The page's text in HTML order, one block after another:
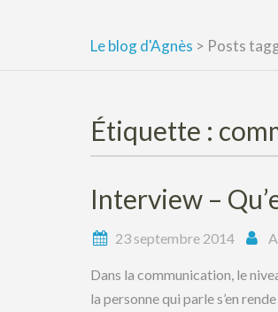
Le blog d'Agnès > Posts
Étiquette :
Interview –
23 septembre 2014
Dans la communication, le
la personne qui parle s’en